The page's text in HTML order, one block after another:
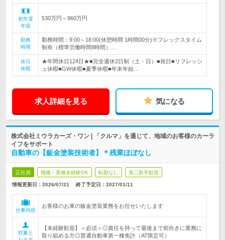
初年度
年収
530万円～960万円
勤務
時間
勤務時間：9:00～18:00(休憩時間 1時間00分)※フレックスタイム
制有（標準労働時間8時間）…
休日
休暇
★年間休日124日★■完全週休2日制（土・日）■祝日■リフレッシ
ュ休暇■GW休暇■夏季休暇■年末年始…
求人詳細を見る 気になる
株式会社ミウラカーズ・ワン | 「クルマ」を通じて、地域のお客様のカーラ
イフをサポート
自動車の【鈑金塗装技術者】＊残業ほぼなし
正社員 職種・業種未経験OK 転勤なし 第二新卒歓迎
情報更新日：2026/07/21 終了予定日： 2027/01/11
仕事内容
お客様のお車の板金塗装業務をお任せいたします
対象と
【未経験歓迎】＜必須＞◎責任を持って最後まで前向きに業務に
取り組める方◎普通自動車第一種免許（AT限定可）